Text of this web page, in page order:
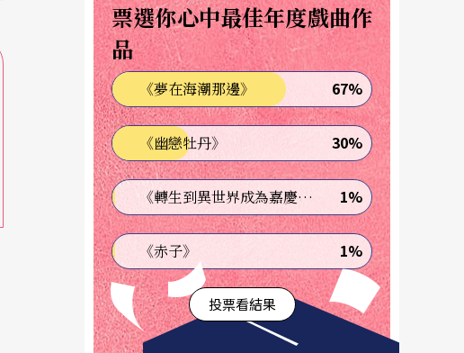
票選你心中最佳年度戲曲作
品
《夢在海潮那邊》 67%
《幽戀牡丹》 30%
《轉生到異世界成為嘉慶君—發現我的祖先是詐騙集團!?》 1%
《赤子》 1%
投票看結果